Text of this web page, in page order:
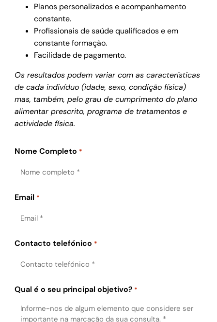
Planos personalizados e acompanhamento
constante.
Profissionais de saúde qualificados e em
constante formação.
Facilidade de pagamento.
Os resultados podem variar com as características
de cada indivíduo (idade, sexo, condição física)
mas, também, pelo grau de cumprimento do plano
alimentar prescrito, programa de tratamentos e
actividade física.
Nome Completo *
Email *
Contacto telefónico *
Qual é o seu principal objetivo? *